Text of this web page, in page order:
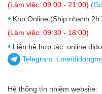
(Làm việc: 09:00 - 21:00)
• Kho Online (Ship nhanh 2h
(Làm việc: 09:30 - 18:00)
• Liên hệ hợp tác:
Telegram: t.me/
Hệ thống tín nhiệm website: